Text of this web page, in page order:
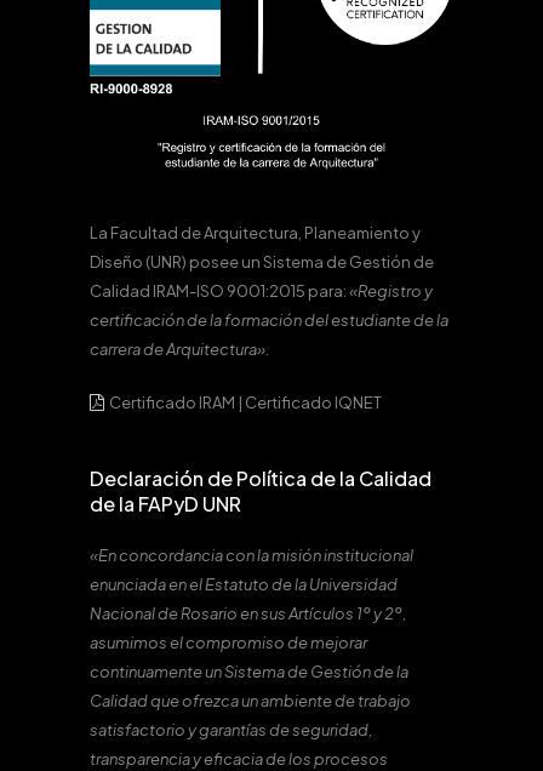
La Facultad de Arquitectura, Planeamiento y
Diseño (UNR) posee un Sistema de Gestión de
Calidad IRAM-ISO 9001:2015 para:«Registro y
certificación de la formación del estudiante de la
carrera de Arquitectura».
Certificado IRAM | Certificado IQNET
Declaración de Política de la Calidad
de la FAPyD UNR
«En concordancia con la misión institucional
enunciada en el Estatuto de la Universidad
Nacional de Rosario en sus Artículos 1º y 2º,
asumimos el compromiso de mejorar
continuamente un Sistema de Gestión de la
Calidad que ofrezca un ambiente de trabajo
satisfactorio y garantías de seguridad,
transparencia y eficacia de los procesos